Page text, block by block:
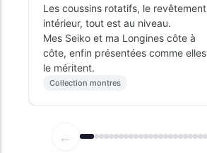
Les coussins rotatifs, le revêtement
intérieur, tout est au niveau.
Mes Seiko et ma Longines côte à
côte, enfin présentées comme elles
le méritent.
Collection montres
←